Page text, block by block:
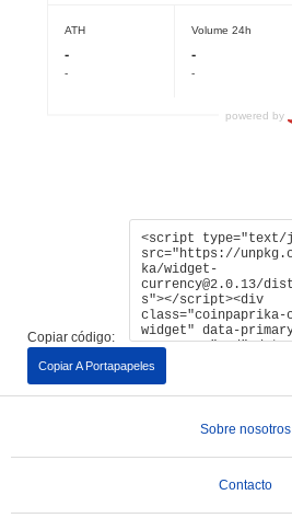
Copiar código:
Copiar A Portapapeles
Sobre nosotros
Contacto